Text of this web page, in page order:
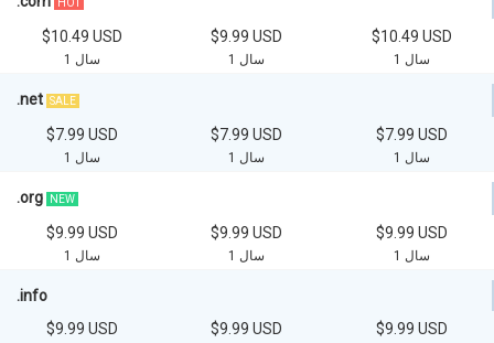
HOT
$10.49 USD
1 سال
$9.99 USD
1 سال
$10.49 USD
1 سال
.net SALE
$7.99 USD
1 سال
$7.99 USD
1 سال
$7.99 USD
1 سال
.org NEW
$9.99 USD
1 سال
$9.99 USD
1 سال
$9.99 USD
1 سال
.info
$9.99 USD
$9.99 USD $9.99 USD